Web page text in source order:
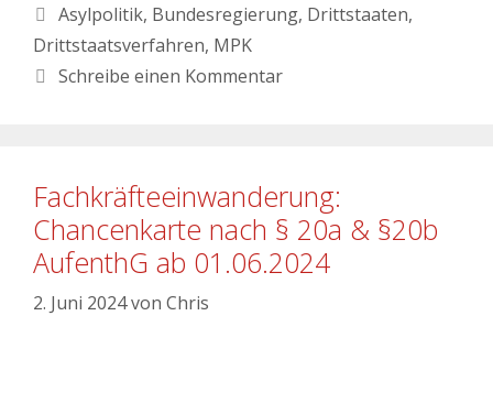
Asylpolitik, Bundesregierung, Drittstaaten,
Drittstaatsverfahren, MPK
Schreibe einen Kommentar
Fachkräfteeinwanderung:
Chancenkarte nach § 20a & §20b
AufenthG ab 01.06.2024
2. Juni 2024von Chris